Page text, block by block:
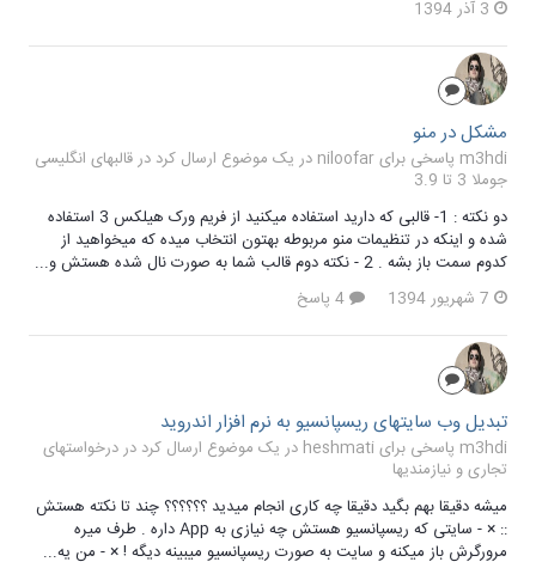
3 آذر 1394
مشکل در منو
m3hdi پاسخی برای niloofar در یک موضوع ارسال کرد در
قالبهای انگلیسی
جوملا 3 تا 3.9
دو نکته : 1- قالبی که دارید استفاده میکنید از فریم ورک هیلکس 3 استفاده
شده و اینکه در تنظیمات منو مربوطه بهتون انتخاب میده که میخواهید از
کدوم سمت باز بشه . 2 - نکته دوم قالب شما به صورت نال شده هستش و...
7 شهریور 1394
تبدیل وب سایتهای ریسپانسیو به نرم افزار اندروید
m3hdi پاسخی برای heshmati در یک موضوع ارسال کرد در
درخواستهای
تجاری و نیازمندیها
میشه دقیقا بهم بگید دقیقا چه کاری انجام میدید ؟؟؟؟؟؟ چند تا نکته هستش
:: × - سایتی که ریسپانسیو هستش چه نیازی به App داره . طرف میره
مرورگرش باز میکنه و سایت به صورت ریسپانسیو میبینه دیگه ! × - من یه...